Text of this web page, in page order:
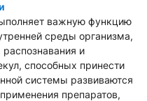
важную функцию
среды организма,
и
способных принести
системы развиваются
препаратов,